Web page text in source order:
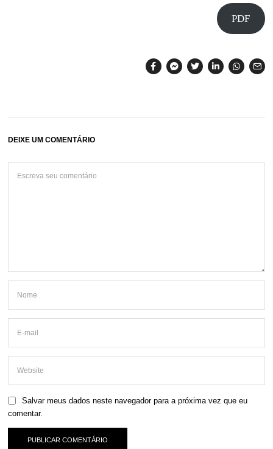
PDF
DEIXE UM COMENTÁRIO
Salvar meus dados neste navegador para a próxima vez que eu
comentar.